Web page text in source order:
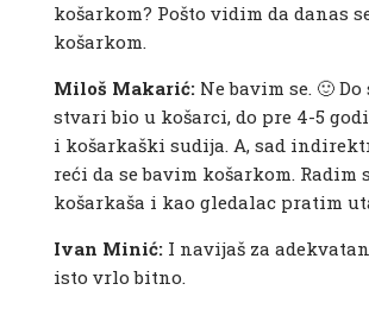
košarkom? Pošto vidim da danas
košarkom.
Miloš Makarić:Ne bavim se. 🙂
stvari bio u košarci, do pre 4-5
i košarkaški sudija. A, sad
reći da se bavim košarkom. Radim
košarkaša i kao gledalac pratim
Ivan Minić:I navijaš za
isto vrlo bitno.